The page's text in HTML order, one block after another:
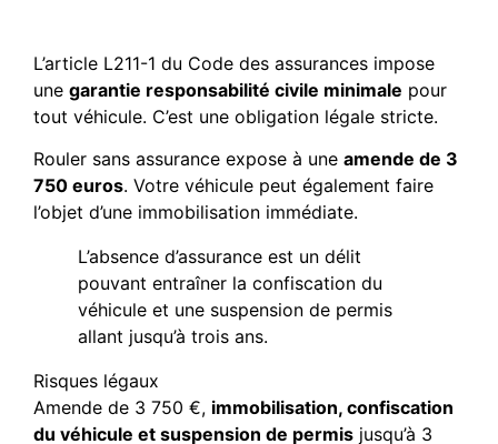
L’article L211-1 du Code des assurances impose
une garantie responsabilité civile minimale pour
tout véhicule. C’est une obligation légale stricte.
Rouler sans assurance expose à une amende de 3
750 euros. Votre véhicule peut également faire
l’objet d’une immobilisation immédiate.
L’absence d’assurance est un délit
pouvant entraîner la confiscation du
véhicule et une suspension de permis
allant jusqu’à trois ans.
Risques légaux
Amende de 3 750 €, immobilisation, confiscation
du véhicule et suspension de permis jusqu’à 3